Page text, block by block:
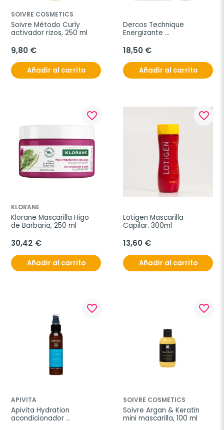
SOIVRE COSMETICS
Soivre Método Curly
activador rizos, 250 ml
9,80 €
Añadir al carrito
Dercos Technique
Energizante
18,50 €
Añadir al carrito
favorite_border
KLORANE
Klorane Mascarilla Higo
de Barbaria, 250 ml
30,42 €
Añadir al carrito
favorite_border
Lotigen Mascarilla
Capilar. 300ml
13,60 €
Añadir al carrito
favorite_border
APIVITA
Apivita Hydration
acondicionador
favorite_border
SOIVRE COSMETICS
Soivre Argan & Keratin
mini mascarilla, 100 ml